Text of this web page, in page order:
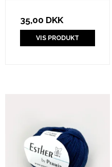
35,00 DKK
VIS PRODUKT